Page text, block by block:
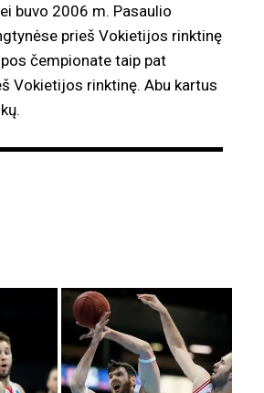
buvo 2006 m. Pasaulio
prieš Vokietijos rinktinę
čempionate taip pat
Vokietijos rinktinę. Abu kartus